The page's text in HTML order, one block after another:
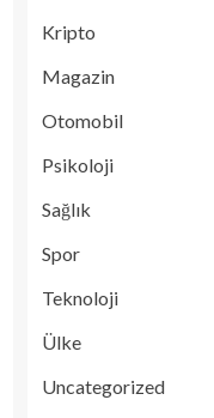
Kripto
Magazin
Otomobil
Psikoloji
Sağlık
Spor
Teknoloji
Ülke
Uncategorized